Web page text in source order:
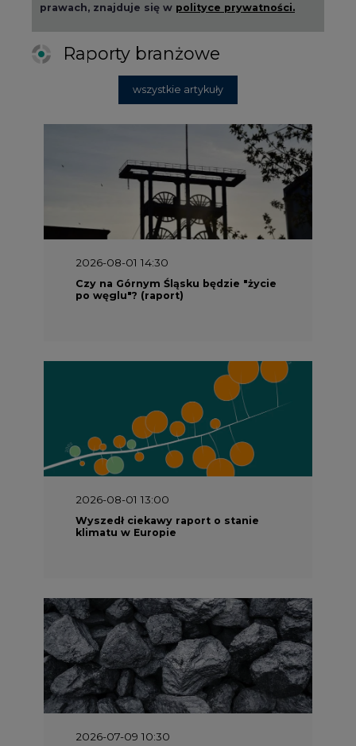
prawach, znajduje się w polityce prywatności.
Raporty branżowe
wszystkie artykuły
2026-08-01 14:30
Czy na Górnym Śląsku będzie "życie
po węglu"? (raport)
2026-08-01 13:00
Wyszedł ciekawy raport o stanie
klimatu w Europie
2026-07-09 10:30